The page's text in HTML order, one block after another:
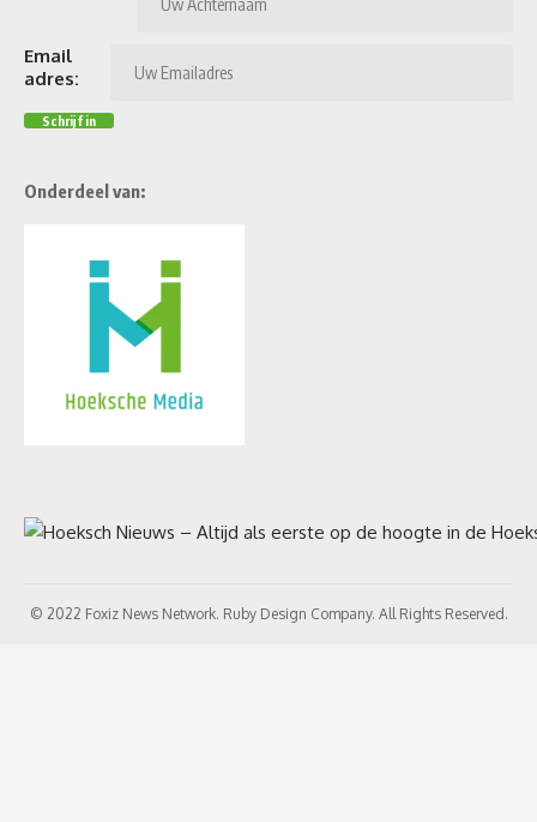
Email
adres:
Onderdeel van:
© 2022 Foxiz News Network. Ruby Design Company. All Rights Reserved.